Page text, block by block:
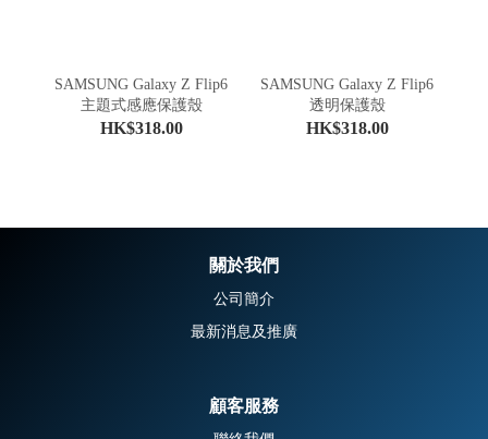
SAMSUNG Galaxy Z Flip6
主題式感應保護殼
HK$318.00
SAMSUNG Galaxy Z Flip6
透明保護殼
HK$318.00
關於我們
公司簡介
最新消息及推廣
顧客服務